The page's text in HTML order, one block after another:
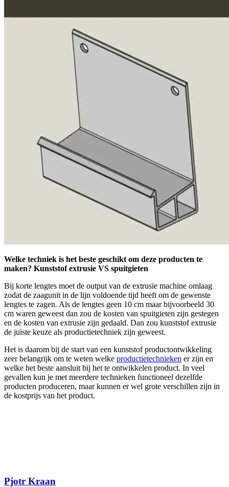
Welke techniek is het beste geschikt om deze producten te
maken? Kunststof extrusie VS spuitgieten
Bij korte lengtes moet de output van de extrusie machine omlaag
zodat de zaagunit in de lijn voldoende tijd heeft om de gewenste
lengtes te zagen. Als de lengtes geen 10 cm maar bijvoorbeeld 30
cm waren geweest dan zou de kosten van spuitgieten zijn gestegen
en de kosten van extrusie zijn gedaald. Dan zou kunststof extrusie
de juiste keuze als productietechniek zijn geweest.
Het is daarom bij de start van een kunststof productontwikkeling
zeer belangrijk om te weten welke productietechnieken er zijn en
welke het beste aansluit bij het te ontwikkelen product. In veel
gevallen kun je met meerdere technieken functioneel dezelfde
producten produceren, maar kunnen er wel grote verschillen zijn in
de kostprijs van het product.
Pjotr Kraan